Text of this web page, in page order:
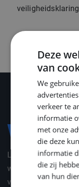
Let op: EU-
werkvisum is een
voor geschikte
Deze
van
We
verkeer te
informatie
met onze
die deze
informatie
die zij
van hun